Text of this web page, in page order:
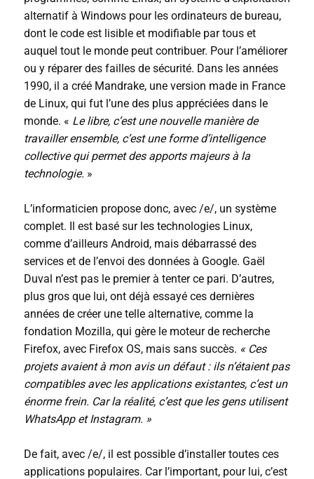
alternatif à Windows pour les ordinateurs de bureau,
dont le code est lisible et modifiable par tous et
auquel tout le monde peut contribuer. Pour l’améliorer
ou y réparer des failles de sécurité. Dans les années
1990, il a créé Mandrake, une version made in France
de Linux, qui fut l’une des plus appréciées dans le
monde. « Le libre, c’est une nouvelle manière de
travailler ensemble, c’est une forme d’intelligence
collective qui permet des apports majeurs à la
technologie. »
L’informaticien propose donc, avec /e/, un système
complet. Il est basé sur les technologies Linux,
comme d’ailleurs Android, mais débarrassé des
services et de l’envoi des données à Google. Gaël
Duval n’est pas le premier à tenter ce pari. D’autres,
plus gros que lui, ont déjà essayé ces dernières
années de créer une telle alternative, comme la
fondation Mozilla, qui gère le moteur de recherche
Firefox, avec Firefox OS, mais sans succès. « Ces
projets avaient à mon avis un défaut : ils n’étaient pas
compatibles avec les applications existantes, c’est un
énorme frein. Car la réalité, c’est que les gens utilisent
WhatsApp et Instagram. »
De fait, avec /e/, il est possible d’installer toutes ces
applications populaires. Car l’important, pour lui, c’est